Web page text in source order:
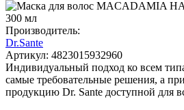
Производитель:
Dr.Sante
Артикул: 4823015932960
Индивидуальный подход ко всем
самые требовательные решения, а
продукцию Dr. Sante доступной для